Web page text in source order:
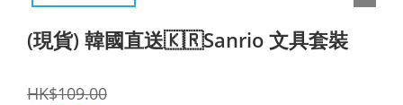
(現貨) 韓國直送🇰🇷Sanrio 文具套裝
HK$109.00